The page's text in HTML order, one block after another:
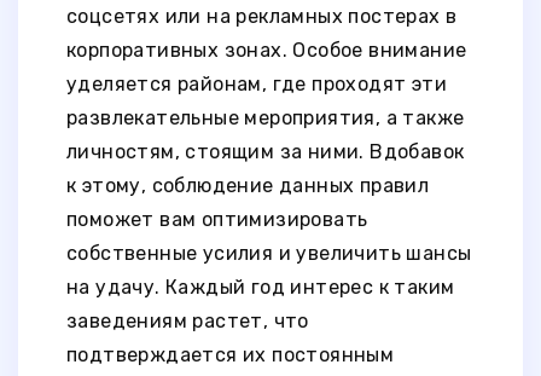
соцсетях или на рекламных постерах в
корпоративных зонах. Особое внимание
уделяется районам, где проходят эти
развлекательные мероприятия, а также
личностям, стоящим за ними. Вдобавок
к этому, соблюдение данных правил
поможет вам оптимизировать
собственные усилия и увеличить шансы
на удачу. Каждый год интерес к таким
заведениям растет, что
подтверждается их постоянным